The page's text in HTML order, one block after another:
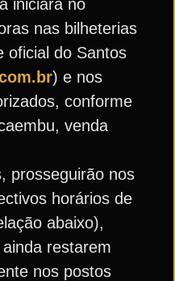
iniciará no
nas bilheterias
oficial do Santos
) e nos
conforme
venda
prosseguirão nos
horários de
abaixo),
restarem
nos postos